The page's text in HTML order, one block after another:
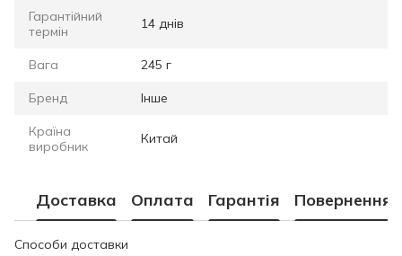
Гарантійний
термін
14 днів
Вага 245 г
Бренд Інше
Країна
виробник
Китай
Доставка Оплата Гарантія Повернення
Способи доставки